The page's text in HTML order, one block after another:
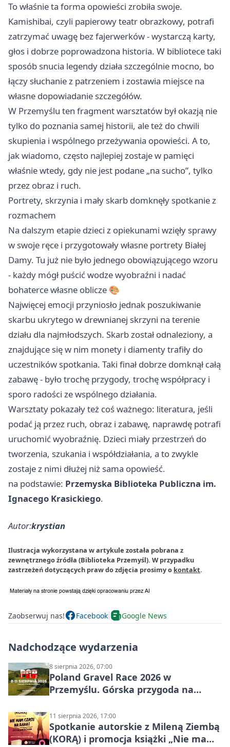
To właśnie ta forma opowieści zrobiła swoje.
Kamishibai, czyli papierowy teatr obrazkowy, potrafi
zatrzymać uwagę bez fajerwerków - wystarczą karty,
głos i dobrze poprowadzona historia. W bibliotece taki
sposób snucia legendy działa szczególnie mocno, bo
łączy słuchanie z patrzeniem i zostawia miejsce na
własne dopowiadanie szczegółów.
W Przemyślu ten fragment warsztatów był okazją nie
tylko do poznania samej historii, ale też do chwili
skupienia i wspólnego przeżywania opowieści. A to,
jak wiadomo, często najlepiej zostaje w pamięci
właśnie wtedy, gdy nie jest podane „na sucho”, tylko
przez obraz i ruch.
Portrety, skrzynia i mały skarb domknęły spotkanie z
rozmachem
Na dalszym etapie dzieci z opiekunami wzięły sprawy
w swoje ręce i przygotowały własne portrety Białej
Damy. Tu już nie było jednego obowiązującego wzoru
- każdy mógł puścić wodze wyobraźni i nadać
bohaterce własne oblicze 🎨
Najwięcej emocji przyniosło jednak poszukiwanie
skarbu ukrytego w drewnianej skrzyni na terenie
działu dla najmłodszych. Skarb został odnaleziony, a
znajdujące się w nim monety i diamenty trafiły do
uczestników spotkania. Taki finał dobrze domknął całą
zabawę - było trochę przygody, trochę współpracy i
sporo radości ze wspólnego działania.
Warsztaty pokazały też coś ważnego: literatura, jeśli
podać ją przez ruch, obraz i zabawę, naprawdę potrafi
uruchomić wyobraźnię. Dzieci miały przestrzeń do
tworzenia, szukania i współdziałania, a to zwykle
zostaje z nimi dłużej niż sama opowieść.
na podstawie: Przemyska Biblioteka Publiczna im.
Ignacego Krasickiego.
Autor:krystian
Ilustracja wykorzystana w artykule została pobrana z
zewnętrznego źródła (Biblioteka Przemyśl). W przypadku
zastrzeżeń dotyczących praw do zdjęcia prosimy o kontakt.
Zaobserwuj nas! Facebook Google News
Nadchodzące wydarzenia
8 sierpnia 2026, 07:00
Poland Gravel Race 2026 w
Przemyślu. Górska przygoda na
11 sierpnia 2026, 17:00
Spotkanie autorskie z Mileną Ziembą
(KORĄ) i promocja książki „Nie mam